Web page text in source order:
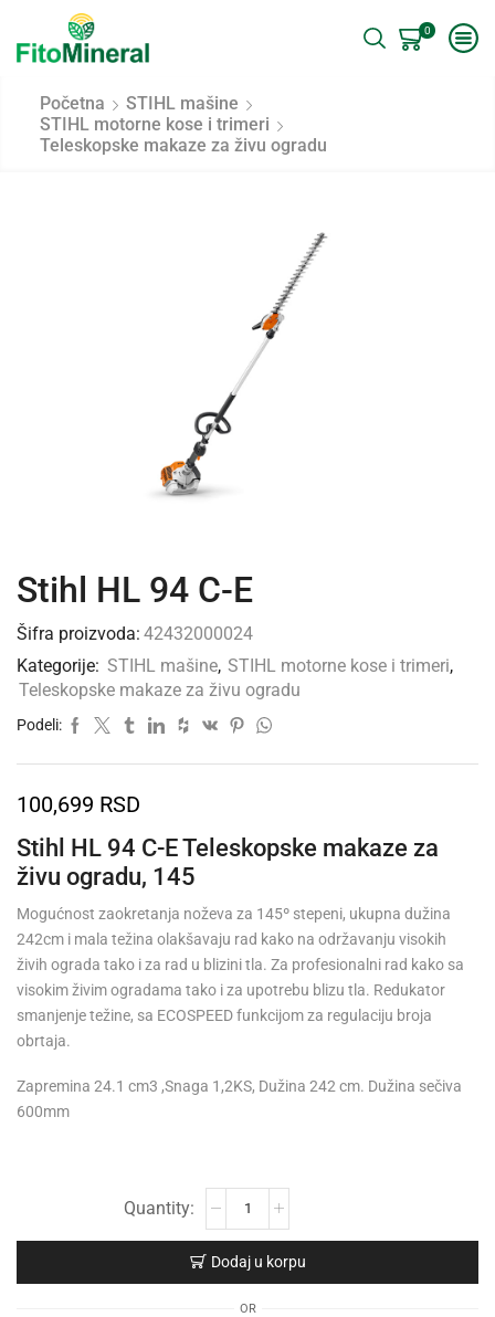
0
Početna
STIHL mašine
STIHL motorne kose i trimeri
Teleskopske makaze za živu ogradu
Stihl HL 94 C-E
Šifra proizvoda: 42432000024
Kategorije: STIHL mašine, STIHL motorne kose i trimeri,
Teleskopske makaze za živu ogradu
Podeli:
100,699 RSD
Stihl HL 94 C-E Teleskopske makaze za
živu ogradu, 145
Mogućnost zaokretanja noževa za 145º stepeni, ukupna dužina
242cm i mala težina olakšavaju rad kako na održavanju visokih
živih ograda tako i za rad u blizini tla. Za profesionalni rad kako sa
visokim živim ogradama tako i za upotrebu blizu tla. Redukator
smanjenje težine, sa ECOSPEED funkcijom za regulaciju broja
obrtaja.
Zapremina 24.1 cm3 ,Snaga 1,2KS, Dužina 242 cm. Dužina sečiva
600mm
Dodaj u korpu
OR